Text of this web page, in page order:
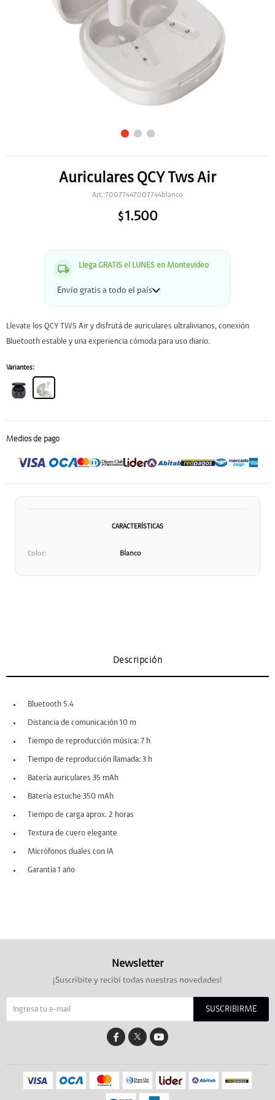
Auriculares QCY Tws Air
70077447007744blanco
$1.500
Llega GRATIS el LUNES en Montevideo
Envío gratis a todo el país
Llevate los QCY TWS Air y disfrutá de auriculares ultralivianos, conexión
Bluetooth estable y una experiencia cómoda para uso diario.
Variantes:
Medios de pago
CARACTERÍSTICAS
Color Blanco
Descripción
Bluetooth 5.4
Distancia de comunicación 10 m
Tiempo de reproducción música: 7 h
Tiempo de reproducción llamada: 3 h
Batería auriculares 35 mAh
Batería estuche 350 mAh
Tiempo de carga aprox. 2 horas
Textura de cuero elegante
Micrófonos duales con IA
Garantía 1 año
Newsletter
¡Suscribite y recibí todas nuestras novedades!
SUSCRIBIRME
 